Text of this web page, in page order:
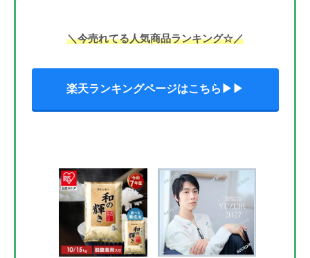
＼今売れてる人気商品ランキング☆／
楽天ランキングページはこちら▶▶